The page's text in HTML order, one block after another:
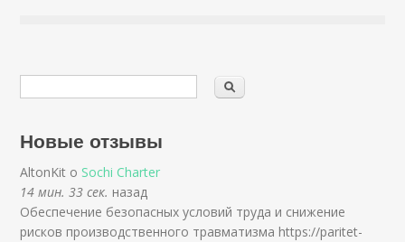
Новые отзывы
AltonKit о Sochi Charter
14 мин. 33 сек. назад
Обеспечение безопасных условий труда и снижение
рисков производственного травматизма https://paritet-